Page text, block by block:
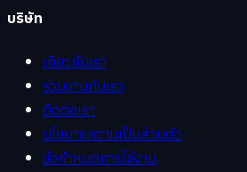
บริษัท
เกี่ยวกับเรา
ร่วมงานกับเรา
ติดต่อเรา
นโยบายความเป็นส่วนตัว
ข้อกำหนดการใช้งาน